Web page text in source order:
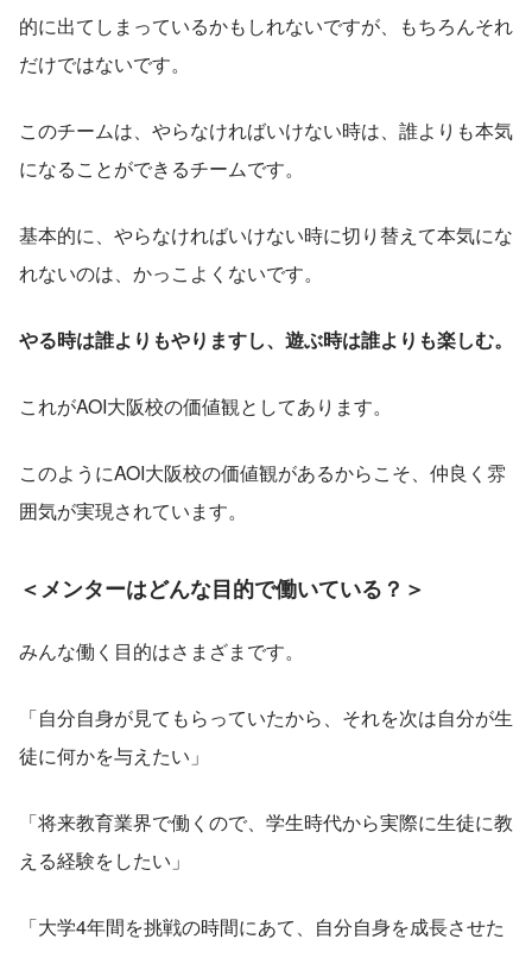
的に出てしまっているかもしれないですが、もちろんそれ
だけではないです。
このチームは、やらなければいけない時は、誰よりも本気
になることができるチームです。
基本的に、やらなければいけない時に切り替えて本気にな
れないのは、かっこよくないです。
やる時は誰よりもやりますし、遊ぶ時は誰よりも楽しむ。
これがAOI大阪校の価値観としてあります。
このようにAOI大阪校の価値観があるからこそ、仲良く雰
囲気が実現されています。
＜メンターはどんな目的で働いている？＞
みんな働く目的はさまざまです。
「自分自身が見てもらっていたから、それを次は自分が生
徒に何かを与えたい」
「将来教育業界で働くので、学生時代から実際に生徒に教
える経験をしたい」
「大学4年間を挑戦の時間にあて、自分自身を成長させた